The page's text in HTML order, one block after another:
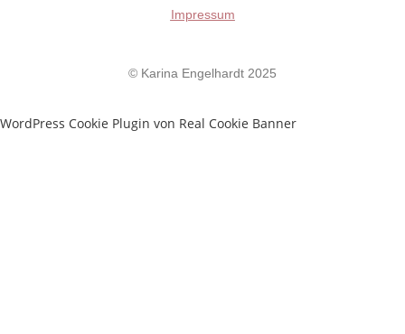
Impressum
© Karina Engelhardt 2025
WordPress Cookie Plugin von Real Cookie Banner